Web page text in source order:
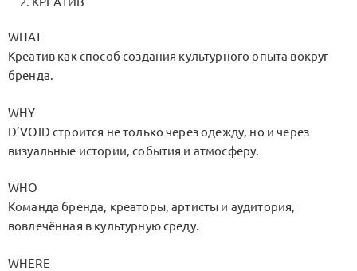
WHAT
Креатив как способ создания культурного опыта вокруг
бренда.
WHY
D’VOID строится не только через одежду, но и через
визуальные истории, события и атмосферу.
WHO
Команда бренда, креаторы, артисты и аудитория,
вовлечённая в культурную среду.
WHERE